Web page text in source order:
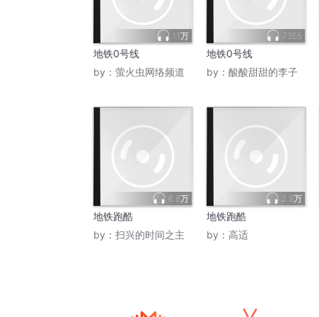
1.1万
地铁0号线
by： 萤火虫网络频道
7355
地铁0号线
by： 酸酸甜甜的李子
6.8万
地铁跑酷
by： 扫兴的时间之主
2.9万
地铁跑酷
by： 高适